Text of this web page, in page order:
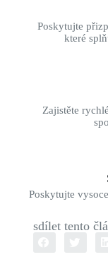
Poskytujte
které
Zajistěte
Poskytujte
sdílet tento